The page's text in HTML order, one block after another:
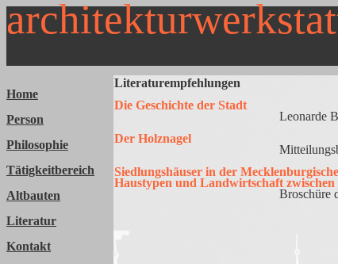
Home
Person
Philosophie
Tätigkeitbereich
Altbauten
Literatur
Kontakt
Literaturempfehlungen
Die Geschichte der Stadt
Leonarde Benevolo,
Der Holznagel
Mitteilungsblatt der
Siedlungshäuser in der
Haustypen und Landwirtschaft zwischen
Broschüre der